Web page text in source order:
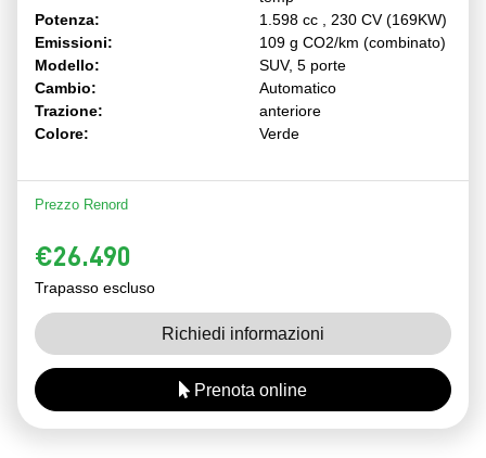
Potenza:
1.598 cc , 230 CV (169KW)
Emissioni:
109 g CO2/km (combinato)
Modello:
SUV, 5 porte
Cambio:
Automatico
Trazione:
anteriore
Colore:
Verde
Prezzo Renord
€26.490
Trapasso escluso
Richiedi informazioni
Prenota online